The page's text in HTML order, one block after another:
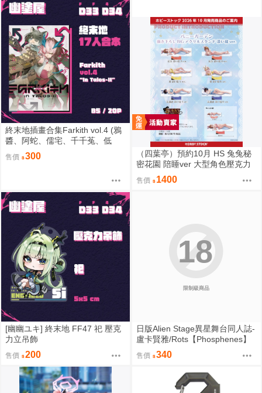
終末地插畫合集Farkith vol.4 (鴉
醬、阿蛇、儒宅、千千菟、低
桑、陳羽爵、幽幽ユキ、啞苦、
陳良、miwa、Rin、haruu、Em
さんずい太郎、VXDRQ ) 20P B5
售價 300
（四葉亭）預約10月 HS 兔兔秘
密花園 陪睡ver 大型角色壓克力
架 0817
售價 1400
[幽幽ユキ] 終末地 FF47 祀 壓克
力立吊飾
售價 200
限制級商品
18
日版Alien Stage異星舞台同人誌-
盧卡賢雅/Rots【Phosphenes】
售價 340